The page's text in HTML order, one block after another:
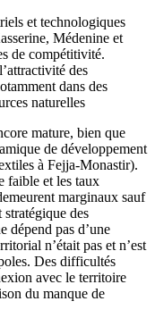
et technologiques
Médenine et
de compétitivité.
des
dans des
naturelles
mature, bien que
de développement
à Fejja-Monastir).
faible et les taux
marginaux sauf
des
dépend pas d’une
n’était pas et n’est
Des difficultés
avec le territoire
du manque de